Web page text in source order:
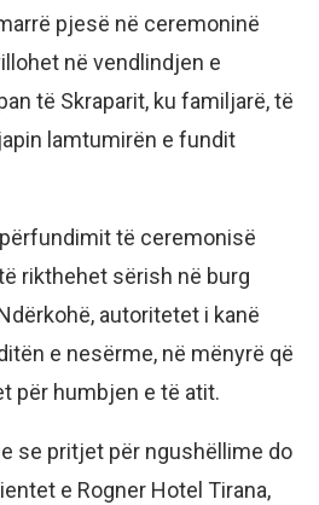
pjesë në ceremoninë
në vendlindjen e
të Skraparit, ku familjarë, të
lamtumirën e fundit
të ceremonisë
rikthehet sërish në burg
autoritetet i kanë
e nesërme, në mënyrë që
për humbjen e të atit.
se pritjet për ngushëllime do
e Rogner Hotel Tirana,